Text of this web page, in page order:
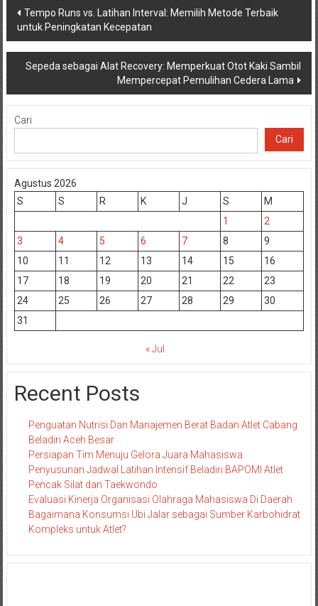
Navigasi
pos
Tempo Runs vs. Latihan Interval: Memilih Metode Terbaik
untuk Peningkatan Kecepatan
Sepeda sebagai Alat Recovery: Memperkuat Otot Kaki Sambil
Mempercepat Pemulihan Cedera Lama
Cari
Cari
Agustus 2026
S
S R K J S
M
1
2
3
4 5 6 7 8
9
10
11 12 13 14 15
16
17
18 19 20 21 22
23
24
25 26 27 28 29
30
31
« Jul
Recent Posts
Penguatan Nutrisi Dan Manajemen Berat Badan Atlet Cabang
Beladiri Aceh Besar
Persiapan Tim Menuju Gelora Juara Mahasiswa
Penyusunan Jadwal Latihan Intensif Beladiri BAPOMI Atlet
Pencak Silat dan Taekwondo
Evaluasi Kinerja Organisasi Olahraga Mahasiswa Di Daerah
Bagaimana Konsumsi Ubi Jalar sebagai Sumber Karbohidrat
Kompleks untuk Atlet?